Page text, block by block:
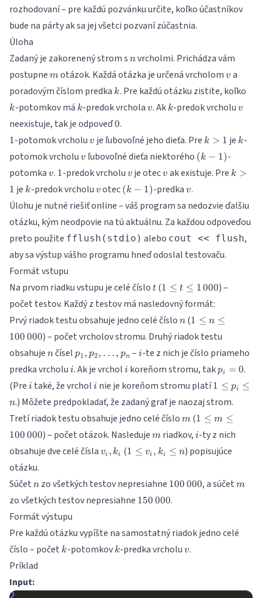
rozhodovaní – pre každú pozvánku určite, koľko účastníkov
bude na párty ak sa jej všetci pozvaní zúčastnia.
Úloha
Zadaný je zakorenený strom s n
nvrcholmi. Prichádza vám
postupne m
motázok. Každá otázka je určená vrcholom v
v a
poradovým číslom predka k
k. Pre každú otázku zistite, koľko
k-potomkov má k
k-predok vrcholav
v. Ak k
k-predok vrcholuv
v
neexistuje, tak je odpoveď0
0.
1
1-potomok vrcholu v
v je ľubovoľné jeho dieťa. Pre k
1
k > 1 je k
k-
potomok vrcholu v
v ľubovoľné dieťa niektorého (k-
1)
(k − 1)-
potomka v
v. 1
1-predok vrcholu v
v je otecv
v ak existuje. Pre k
k >
1 je k
k-predok vrcholu v
v otec (k-
1)
(k − 1)-predkav
v.
Úlohu je nutné riešiť online – váš program sa nedozvie ďalšiu
otázku, kým neodpovie na tú aktuálnu. Za každou odpoveďou
preto použite fflush(stdio) alebo cout << flush,
aby sa výstup vášho programu hneď odoslal testovaču.
Formát vstupu
Na prvom riadku vstupu je celé číslo t
t (1 \leq
t \leq
1\,000
1 ≤ t ≤ 1000) –
počet testov. Každý z testov má nasledovný formát:
Prvý riadok testu obsahuje jedno celé číslo n
n (1 \leq n
100\,000
1 ≤ n ≤
100 000) – počet vrcholov stromu. Druhý riadok testu
obsahuje n
nčísel p_1,
\ldots,
p_n
p1 , p2, … , pn –i
i-te z nich je číslo priameho
predka vrcholu i
i. Ak je vrchol i
i koreňom stromu, takp_i
0
pi = 0.
(Pre i
i také, že vrchol i
i nie je koreňom stromu platí1
p_i
\leq
n
1 ≤ pi ≤
n.) Môžete predpokladať, že zadaný graf je naozaj strom.
Tretí riadok testu obsahuje jedno celé číslo m
m (1 \leq m
100\,000
1 ≤ m ≤
100 000) – počet otázok. Nasleduje m
mriadkov, i
i-ty z nich
obsahuje dve celé čísla v_i,
vi , ki (1
k_i
\leq
1 ≤ vi , ki ≤ n) popisujúce
otázku.
Súčet n
n zo všetkých testov nepresiahne 100\,000
100 000, a súčet m
m
zo všetkých testov nepresiahne 150\,000
150 000.
Formát výstupu
Pre každú otázku vypíšte na samostatný riadok jedno celé
číslo – počet k
k-potomkov k
k-predka vrcholuv
v.
Príklad
Input: